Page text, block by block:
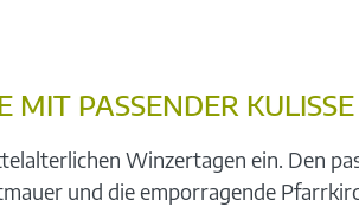
MIT PASSENDER KULISSE
Winzertagen ein. Den
und die emporragende